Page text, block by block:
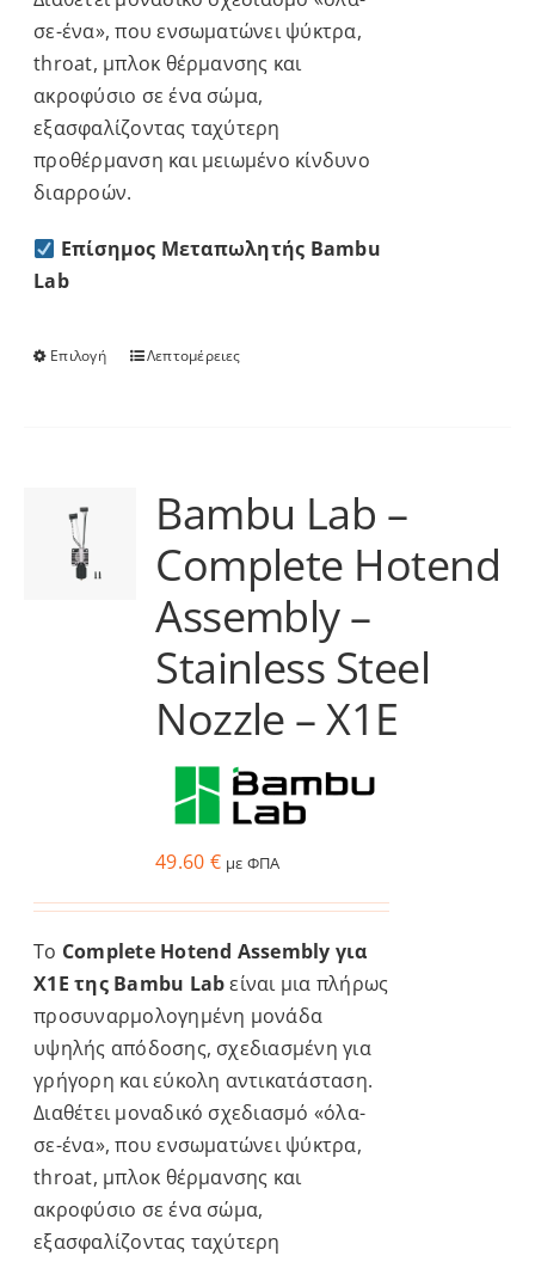
σε-ένα», που ενσωματώνει ψύκτρα,
throat, μπλοκ θέρμανσης και
ακροφύσιο σε ένα σώμα,
εξασφαλίζοντας ταχύτερη
προθέρμανση και μειωμένο κίνδυνο
διαρροών.
Επίσημος Μεταπωλητής Bambu
Lab
Επιλογή
Αυτό
παραλλαγές.
επιλογές
μπορούν
επιλεγούν
στη
προϊόντος
Λεπτομέρειες
Bambu Lab –
Complete Hotend
Assembly –
Stainless Steel
Nozzle – X1E
49.60 € με ΦΠΑ
Το Complete Hotend Assembly για
X1E της Bambu Labείναι μια πλήρως
προσυναρμολογημένη μονάδα
υψηλής απόδοσης, σχεδιασμένη για
γρήγορη και εύκολη αντικατάσταση.
Διαθέτει μοναδικό σχεδιασμό «όλα-
σε-ένα», που ενσωματώνει ψύκτρα,
throat, μπλοκ θέρμανσης και
ακροφύσιο σε ένα σώμα,
εξασφαλίζοντας ταχύτερη